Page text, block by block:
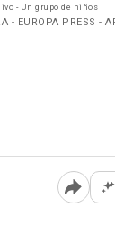
- Un grupo de niños
- EUROPA PRESS -
Abrir